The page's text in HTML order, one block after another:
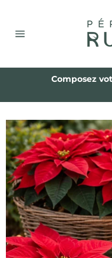
Composez